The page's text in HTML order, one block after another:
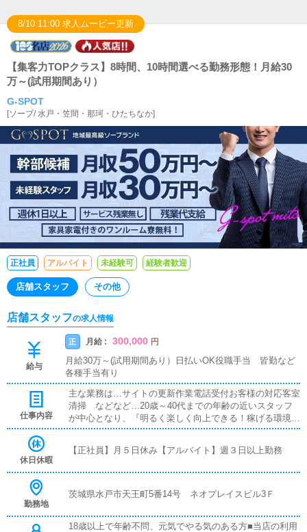
8/10 11:00 求人ムービー更新
【集客力TOPクラス】8時間、10時間選べる勤務形態！月給30
万～(試用期間あり）
G-SPOT
[ソープ/水戸・笠間・那珂・ひたちなか]
正社員 アルバイト 未経験可 経験者歓迎
店舗スタッフ その他
店舗スタッフの求人情報
給与
正 月給 : 300,000 円
月給30万～(試用期間あり）日払いOK役職手当 皆勤など
各種手当有り
仕事内容
主な業務は…サイトの更新作業電話受付お客様の対応客室
清掃 などなど…20歳～40代までの年齢の近いスタッフ
が中心となり、『明るく楽しく向上できる！稼げる環境』
を目指しております！常に笑顔のある環境作りを心掛けて
休日休暇
【正社員】月５日休み【アルバイト】週３日以上勤務
勤務地
茨城県水戸市天王町5番14号 ネオプレイスビル3Ｆ
18歳以上で年齢不問、元気でやる気のある方■当店の利用